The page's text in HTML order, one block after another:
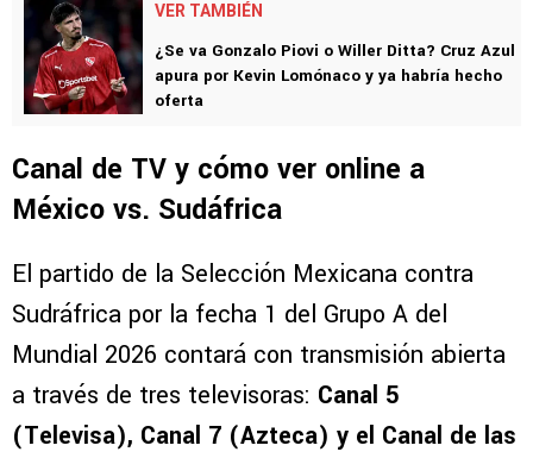
VER TAMBIÉN
¿Se va Gonzalo Piovi o Willer Ditta? Cruz Azul
apura por Kevin Lomónaco y ya habría hecho
oferta
Canal de TV y cómo ver online a
México vs. Sudáfrica
El partido de la Selección Mexicana contra
Sudráfrica por la fecha 1 del Grupo A del
Mundial 2026 contará con transmisión abierta
a través de tres televisoras: Canal 5
(Televisa), Canal 7 (Azteca) y el Canal de las